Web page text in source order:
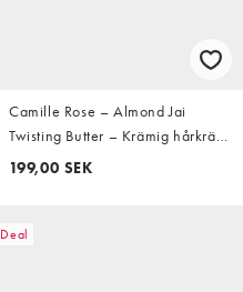
Camille Rose – Almond Jai
Twisting Butter – Krämig hårkräm
med mandel 240ml
199,00 SEK
Deal